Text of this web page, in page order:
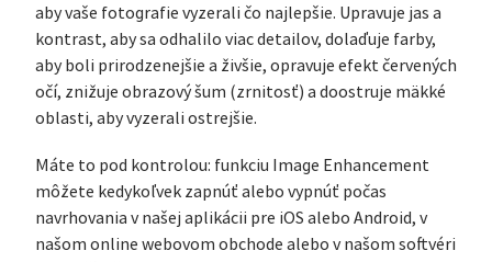
aby vaše fotografie vyzerali čo najlepšie. Upravuje jas a
kontrast, aby sa odhalilo viac detailov, dolaďuje farby,
aby boli prirodzenejšie a živšie, opravuje efekt červených
očí, znižuje obrazový šum (zrnitosť) a doostruje mäkké
oblasti, aby vyzerali ostrejšie.
Máte to pod kontrolou: funkciu Image Enhancement
môžete kedykoľvek zapnúť alebo vypnúť počas
navrhovania v našej aplikácii pre iOS alebo Android, v
našom online webovom obchode alebo v našom softvéri